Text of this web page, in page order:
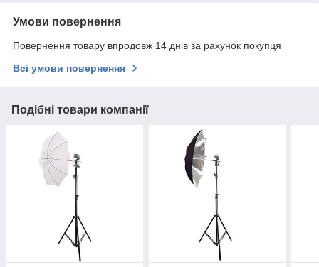
Умови повернення
Повернення товару впродовж 14 днів за рахунок покупця
Всі умови повернення
Подібні товари компанії